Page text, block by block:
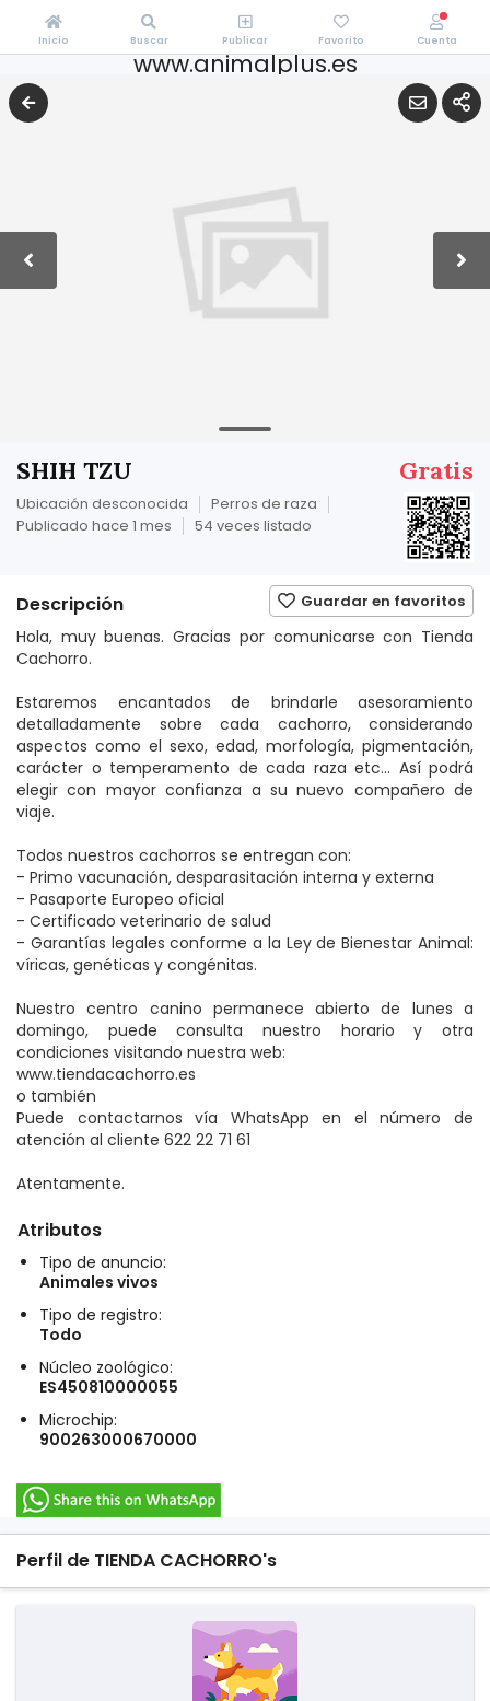
www.animalplus.es
Gratis
SHIH TZU
Ubicación desconocida
Perros de raza
Publicado hace 1 mes
54 veces listado
Guardar en favoritos
Descripción
Hola, muy buenas. Gracias por comunicarse con Tienda
Cachorro.
Estaremos encantados de brindarle asesoramiento
detalladamente sobre cada cachorro, considerando
aspectos como el sexo, edad, morfología, pigmentación,
carácter o temperamento de cada raza etc... Así podrá
elegir con mayor confianza a su nuevo compañero de
viaje.
Todos nuestros cachorros se entregan con:
- Primo vacunación, desparasitación interna y externa
- Pasaporte Europeo oficial
- Certificado veterinario de salud
- Garantías legales conforme a la Ley de Bienestar Animal:
víricas, genéticas y congénitas.
Nuestro centro canino permanece abierto de lunes a
domingo, puede consulta nuestro horario y otra
condiciones visitando nuestra web:
www.tiendacachorro.es
o también
Puede contactarnos vía WhatsApp en el número de
atención al cliente 622 22 71 61
Atentamente.
Atributos
Tipo de anuncio:
Animales vivos
Tipo de registro:
Todo
Núcleo zoológico:
ES450810000055
Microchip:
900263000670000
Perfil de TIENDA CACHORRO's
Inicio Buscar Publicar Favorito Cuenta